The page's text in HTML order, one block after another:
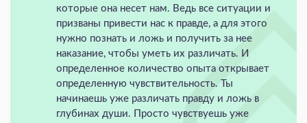
которые она несет нам. Ведь все ситуации и
призваны привести нас к правде, а для этого
нужно познать и ложь и получить за нее
наказание, чтобы уметь их различать. И
определенное количество опыта открывает
определенную чувствительность. Ты
начинаешь уже различать правду и ложь в
глубинах души. Просто чувствуешь уже